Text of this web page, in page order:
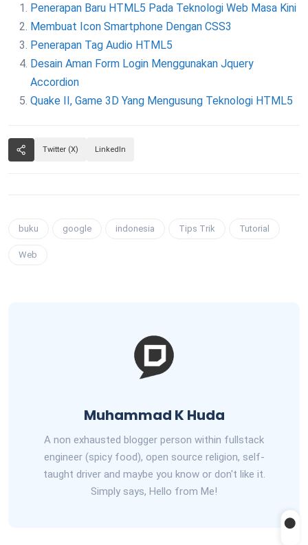
Penerapan Baru HTML5 Pada Teknologi Web Masa Kini
Membuat Icon Smartphone Dengan CSS3
Penerapan Tag Audio HTML5
Desain Aman Form Login Menggunakan Jquery
Accordion
Quake II, Game 3D Yang Mengusung Teknologi HTML5
Twitter (X) LinkedIn
buku google indonesia Tips Trik Tutorial
Web
Muhammad K Huda
A non exhausted blogger person within fullstack
engineer (spicy food), open source religion, self-
taught driver and maybe you know or don't like it.
Simply says, Hello from Me!